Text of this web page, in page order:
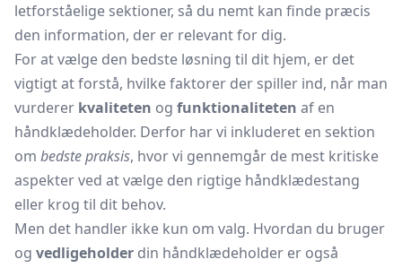
letforståelige sektioner, så du nemt kan finde præcis
den information, der er relevant for dig.
For at vælge den bedste løsning til dit hjem, er det
vigtigt at forstå, hvilke faktorer der spiller ind, når man
vurderer kvaliteten og funktionaliteten af en
håndklædeholder. Derfor har vi inkluderet en sektion
om bedste praksis, hvor vi gennemgår de mest kritiske
aspekter ved at vælge den rigtige håndklædestang
eller krog til dit behov.
Men det handler ikke kun om valg. Hvordan du bruger
og vedligeholder din håndklædeholder er også